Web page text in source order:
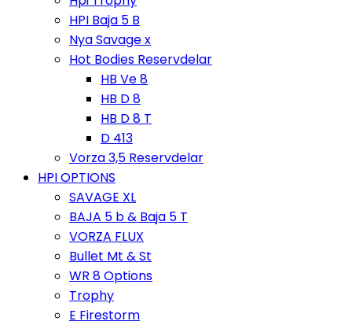
HPI Baja 5 B
Nya Savage x
Hot Bodies Reservdelar
HB Ve 8
HB D 8
HB D 8 T
D 413
Vorza 3,5 Reservdelar
HPI OPTIONS
SAVAGE XL
BAJA 5 b & Baja 5 T
VORZA FLUX
Bullet Mt & St
WR 8 Options
Trophy
E Firestorm